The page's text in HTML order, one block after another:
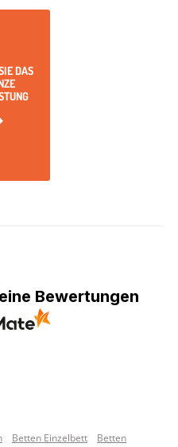
DAS
Bewertungen
Betten Einzelbett
Betten